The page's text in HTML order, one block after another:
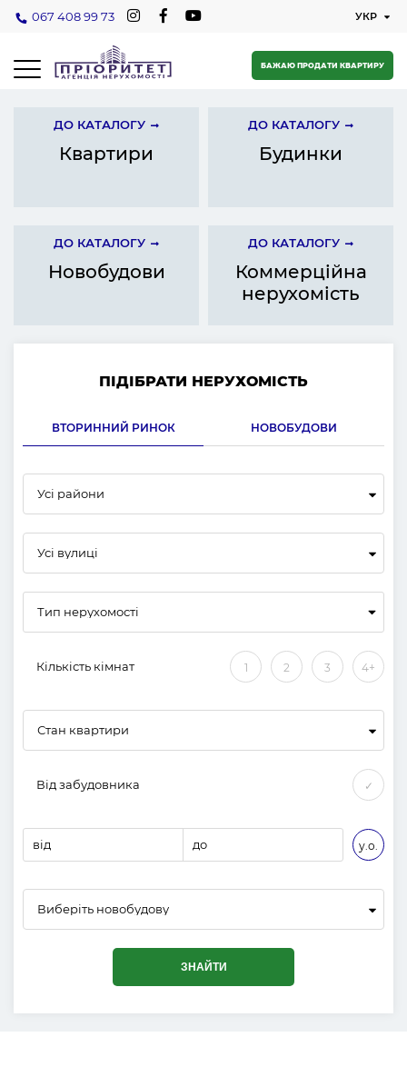
067 408 99 73
БАЖАЮ ПРОДАТИ КВАРТИРУ
ДО КАТАЛОГУ
Квартири
ДО КАТАЛОГУ
Будинки
ДО КАТАЛОГУ
Новобудови
ДО КАТАЛОГУ
Коммерційна
нерухомість
ПІДІБРАТИ НЕРУХОМІСТЬ
ВТОРИННИЙ РИНОК НОВОБУДОВИ
Усі райони
Усі вулиці
Кількість кімнат 1 2 3 4+
Стан квартири
Від забудовника ✓
від до у.о.
Виберіть новобудову
ЗНАЙТИ